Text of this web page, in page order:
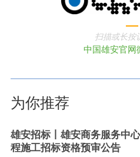
扫描或长按
中国雄安官网
为你推荐
雄安招标丨雄安商务服务中
程施工招标资格预审公告